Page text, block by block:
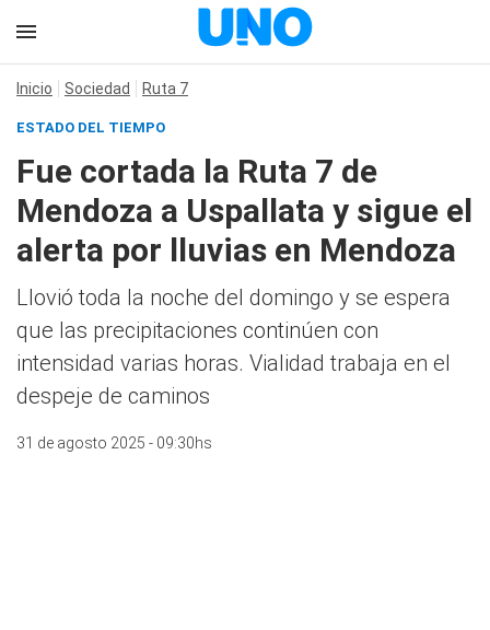
Inicio Sociedad Ruta 7
ESTADO DEL TIEMPO
Fue cortada la Ruta 7 de
Mendoza a Uspallata y sigue el
alerta por lluvias en Mendoza
Llovió toda la noche del domingo y se espera
que las precipitaciones continúen con
intensidad varias horas. Vialidad trabaja en el
despeje de caminos
31 de agosto 2025 - 09:30hs